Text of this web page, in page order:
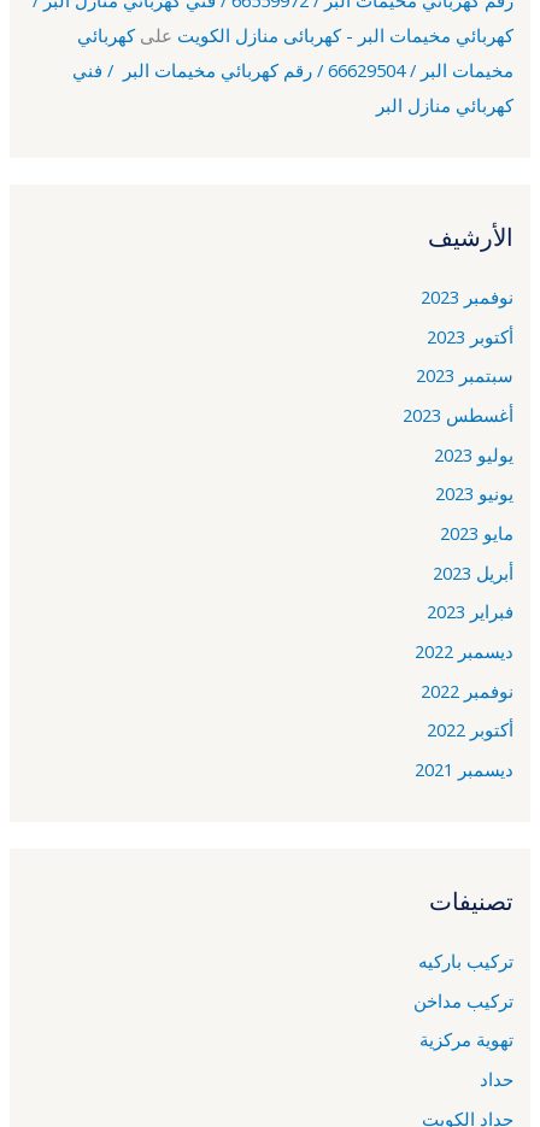
كهربائي مخيمات البر - كهربائى منازل الكويت علىكهربائي
مخيمات البر / 66629504 / رقم كهربائي مخيمات البر / فني
كهربائي منازل البر
الأرشيف
نوفمبر 2023
أكتوبر 2023
سبتمبر 2023
أغسطس 2023
يوليو 2023
يونيو 2023
مايو 2023
أبريل 2023
فبراير 2023
ديسمبر 2022
نوفمبر 2022
أكتوبر 2022
ديسمبر 2021
تصنيفات
تركيب باركيه
تركيب مداخن
تهوية مركزية
حداد
حداد الكويت